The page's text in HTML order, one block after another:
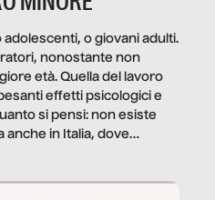
o giovani adulti.
nonostante non
età. Quella del lavoro
effetti psicologici e
si pensi: non esiste
anche in Italia, dove